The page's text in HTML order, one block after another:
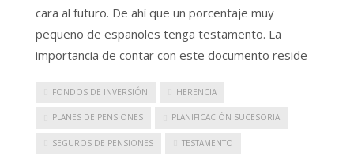
cara al futuro. De ahí que un porcentaje muy
pequeño de españoles tenga testamento. La
importancia de contar con este documento reside
FONDOS DE INVERSIÓN HERENCIA
PLANES DE PENSIONES PLANIFICACIÓN SUCESORIA
SEGUROS DE PENSIONES TESTAMENTO